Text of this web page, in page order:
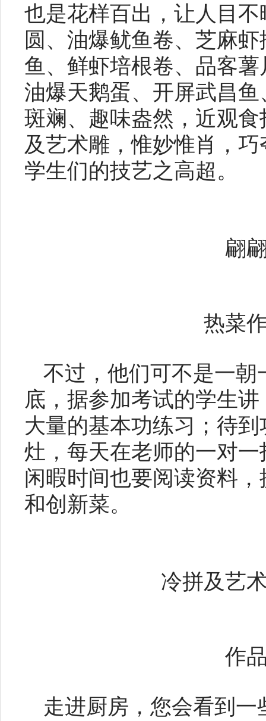
也是花样百出，让人目
圆、油爆鱿鱼卷、芝麻
鱼、鲜虾培根卷、品客
油爆天鹅蛋、开屏武昌
斑斓、趣味盎然，近观
及艺术雕，惟妙惟肖，
学生们的技艺之高超。
翩
热菜
不过，他们可不是一
底，据参加考试的学生
大量的基本功练习；待
灶，每天在老师的一对
闲暇时间也要阅读资料
和创新菜。
冷拼及艺
作
走进厨房，您会看到